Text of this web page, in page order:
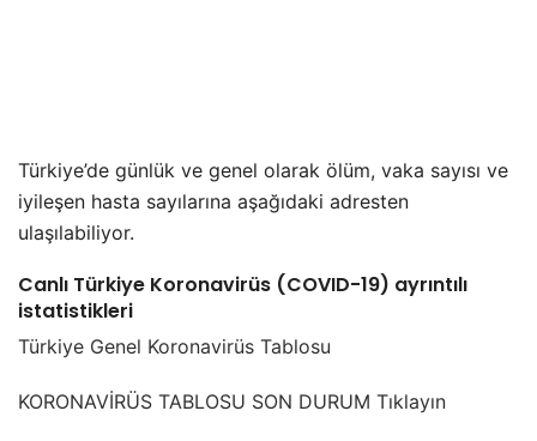
Türkiye’de günlük ve genel olarak ölüm, vaka sayısı ve
iyileşen hasta sayılarına aşağıdaki adresten
ulaşılabiliyor.
Canlı Türkiye Koronavirüs (COVID-19) ayrıntılı
istatistikleri
Türkiye Genel Koronavirüs Tablosu
KORONAVİRÜS TABLOSU SON DURUM Tıklayın